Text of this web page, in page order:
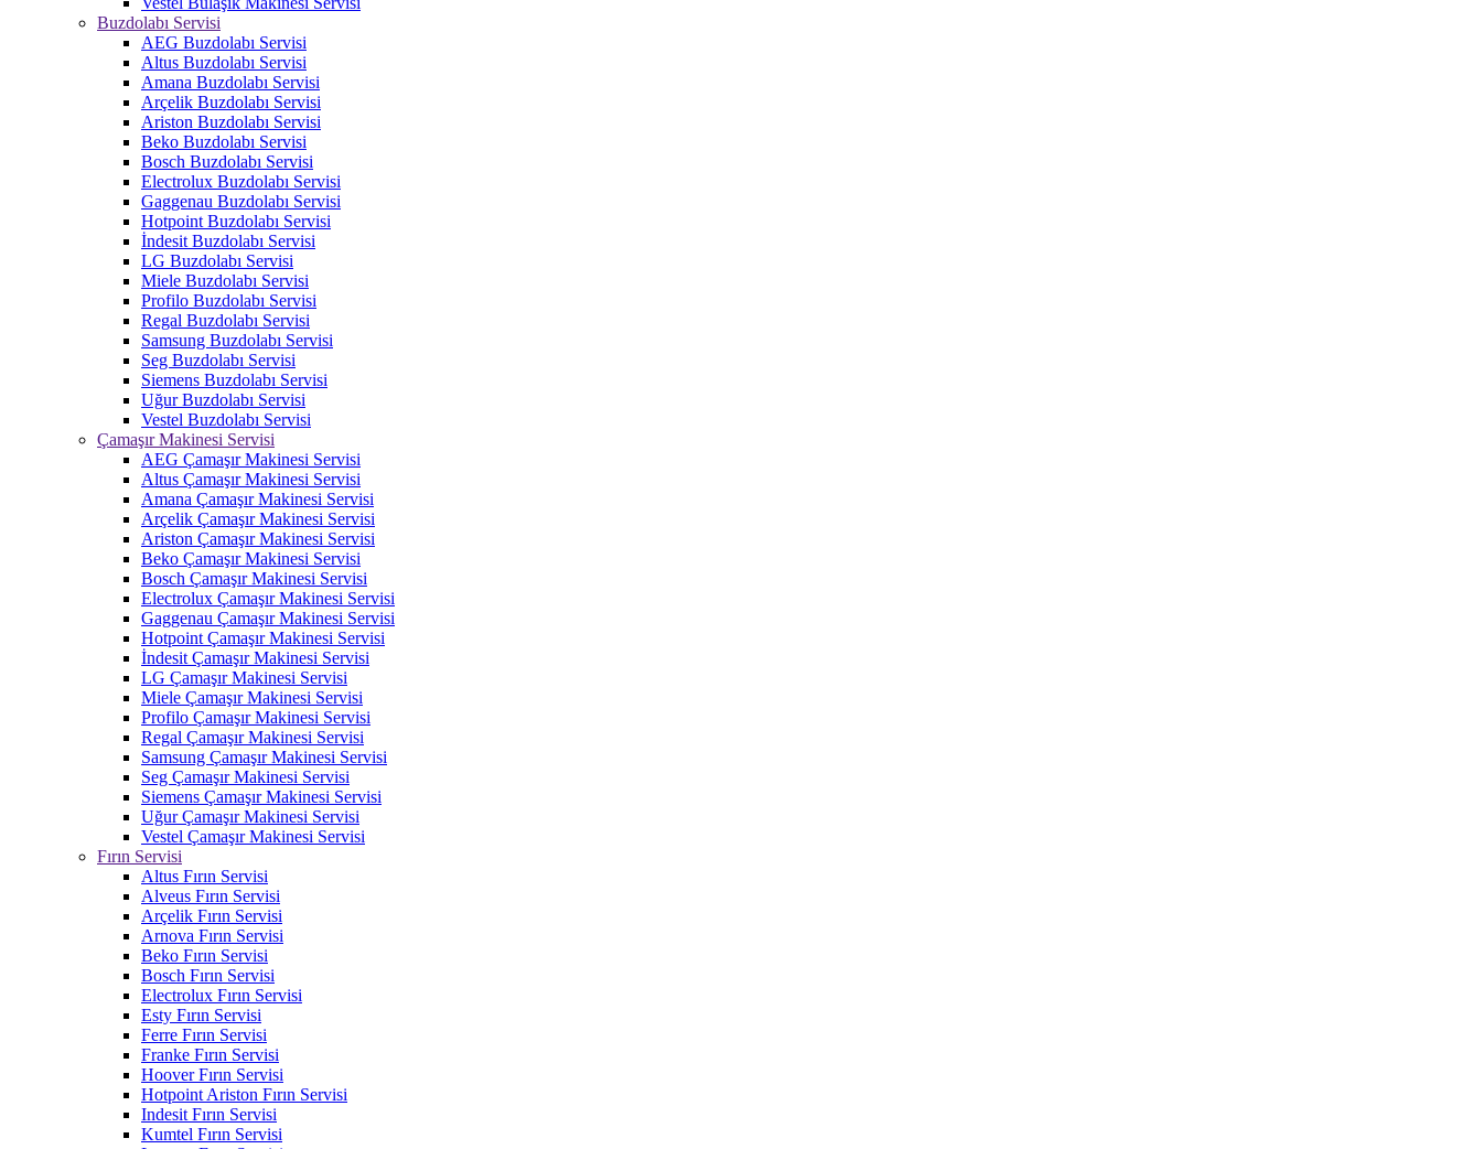
Buzdolabı Servisi
AEG Buzdolabı Servisi
Altus Buzdolabı Servisi
Amana Buzdolabı Servisi
Arçelik Buzdolabı Servisi
Ariston Buzdolabı Servisi
Beko Buzdolabı Servisi
Bosch Buzdolabı Servisi
Electrolux Buzdolabı Servisi
Gaggenau Buzdolabı Servisi
Hotpoint Buzdolabı Servisi
İndesit Buzdolabı Servisi
LG Buzdolabı Servisi
Miele Buzdolabı Servisi
Profilo Buzdolabı Servisi
Regal Buzdolabı Servisi
Samsung Buzdolabı Servisi
Seg Buzdolabı Servisi
Siemens Buzdolabı Servisi
Uğur Buzdolabı Servisi
Vestel Buzdolabı Servisi
Çamaşır Makinesi Servisi
AEG Çamaşır Makinesi Servisi
Altus Çamaşır Makinesi Servisi
Amana Çamaşır Makinesi Servisi
Arçelik Çamaşır Makinesi Servisi
Ariston Çamaşır Makinesi Servisi
Beko Çamaşır Makinesi Servisi
Bosch Çamaşır Makinesi Servisi
Electrolux Çamaşır Makinesi Servisi
Gaggenau Çamaşır Makinesi Servisi
Hotpoint Çamaşır Makinesi Servisi
İndesit Çamaşır Makinesi Servisi
LG Çamaşır Makinesi Servisi
Miele Çamaşır Makinesi Servisi
Profilo Çamaşır Makinesi Servisi
Regal Çamaşır Makinesi Servisi
Samsung Çamaşır Makinesi Servisi
Seg Çamaşır Makinesi Servisi
Siemens Çamaşır Makinesi Servisi
Uğur Çamaşır Makinesi Servisi
Vestel Çamaşır Makinesi Servisi
Fırın Servisi
Altus Fırın Servisi
Alveus Fırın Servisi
Arçelik Fırın Servisi
Arnova Fırın Servisi
Beko Fırın Servisi
Bosch Fırın Servisi
Electrolux Fırın Servisi
Esty Fırın Servisi
Ferre Fırın Servisi
Franke Fırın Servisi
Hoover Fırın Servisi
Hotpoint Ariston Fırın Servisi
Indesit Fırın Servisi
Kumtel Fırın Servisi